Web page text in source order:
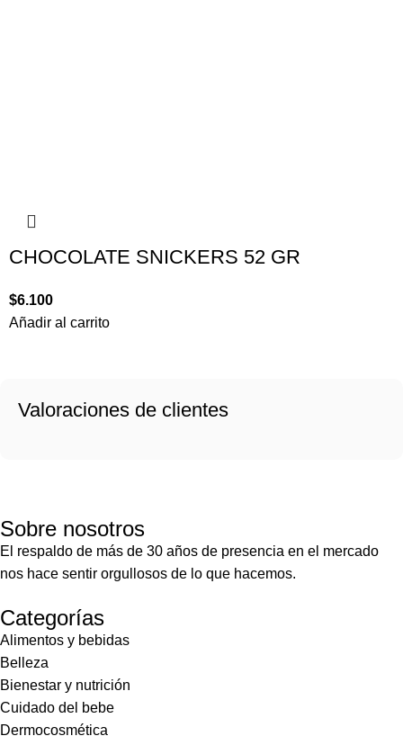
CHOCOLATE SNICKERS 52 GR
$6.100
Añadir al carrito
Valoraciones de clientes
Sobre nosotros
El respaldo de más de 30 años de presencia en el mercado
nos hace sentir orgullosos de lo que hacemos.
Categorías
Alimentos y bebidas
Belleza
Bienestar y nutrición
Cuidado del bebe
Dermocosmética